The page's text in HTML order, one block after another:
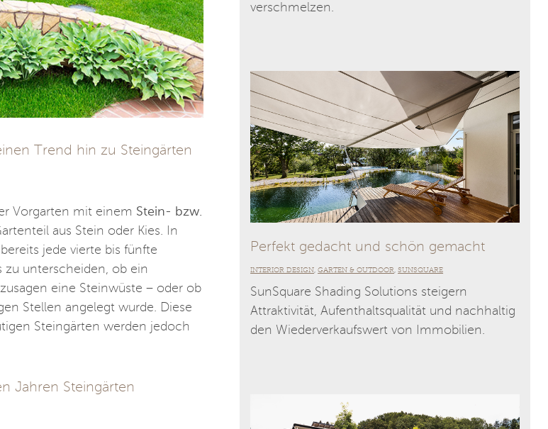
Trend hin zu Steingärten
Vorgarten mit einem Stein- bzw.
aus Stein oder Kies. In
jede vierte bis fünfte
zu unterscheiden, ob ein
eine Steinwüste – oder ob
Stellen angelegt wurde. Diese
Steingärten werden jedoch
Jahren Steingärten
verschmelzen.
Perfekt gedacht und schön gemacht
INTERIOR DESIGN ,GARTEN & OUTDOOR ,SUNSQUARE
SunSquare Shading Solutions steigern
Attraktivität, Aufenthaltsqualität und nachhaltig
den Wiederverkaufswert von Immobilien.